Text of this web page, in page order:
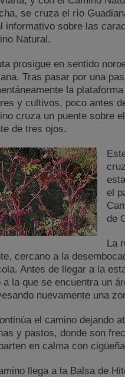
se cruza el río
informativo sobre las
Natural.
prosigue en sentido
Tras pasar por una
la
y cultivos, poco antes
cruza un puente sobre
de tres ojos.
el
de
La
cercano a la
Antes de llegar a la
a la que se encuentra un
nuevamente una
el camino dejando
y pastos, donde son
en calma con
llega a la Balsa de